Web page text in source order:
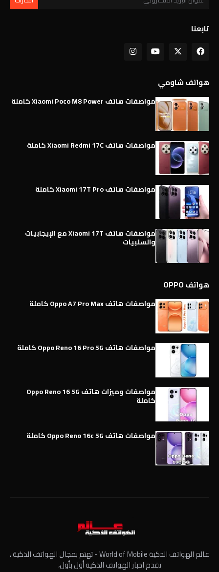
تابعنا
هواتف شاومي
مواصفات هاتف Xiaomi Poco M8 Power كاملة
مواصفات هاتف Xiaomi Redmi 17C كاملة
مواصفات هاتف Xiaomi 17T Pro كاملة
مواصفات هاتف Xiaomi 17T مع الإيجابيات
والسلبيات
هواتف OPPO
مواصفات هاتف Oppo A7 Pro Max كاملة
مواصفات هاتف Oppo Reno 16 Pro 5G كاملة
مواصفات وميزات هاتف Oppo Reno 16 5G
كاملة
مواصفات هاتف Oppo Reno 16c 5G كاملة
عالم الهواتف الذكية World of Mobile - ﺗﻬﺘﻢ ﺑﻤﺠﺎﻝ الهواتف الذكية ،
تقدم اخبار الهواتف الذكية أول بأول،